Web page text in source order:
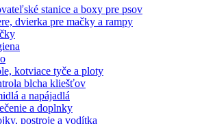
stanice a boxy pre psov
dvierka pre mačky a rampy
kotviace tyče a ploty
blcha kliešťov
a napájadlá
a doplnky
postroje a vodítka